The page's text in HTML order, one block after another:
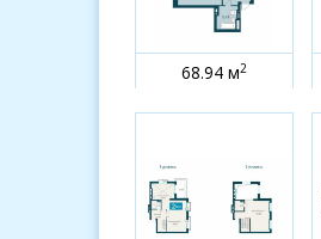
68.94 м2